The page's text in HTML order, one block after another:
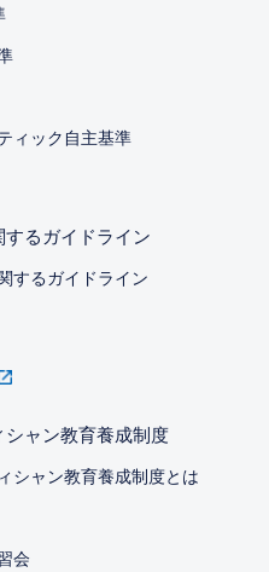
ィック自主基準
るガイドライン
するガイドライン
ャン教育養成制度
シャン教育養成制度とは
会